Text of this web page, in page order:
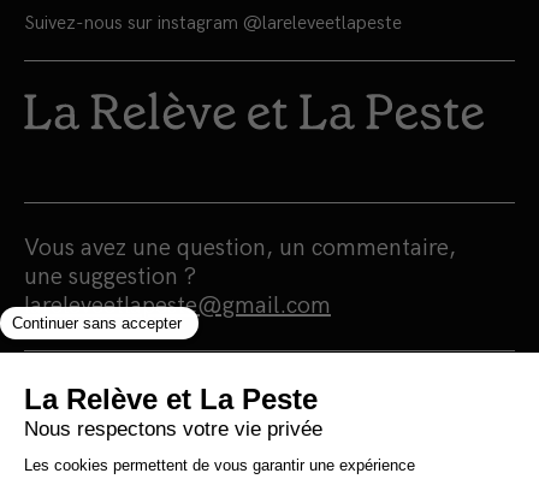
Suivez-nous sur instagram @lareleveetlapeste
Vous avez une question, un commentaire,
une suggestion ?
lareleveetlapeste@gmail.com
Nous sommes une maison d'édition et un
média 100% indépendants qui
s'autofinancent en totale autonomie.